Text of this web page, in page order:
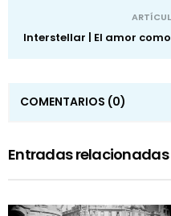
Interstellar | El amor
COMENTARIOS (0)
Entradas relacionadas